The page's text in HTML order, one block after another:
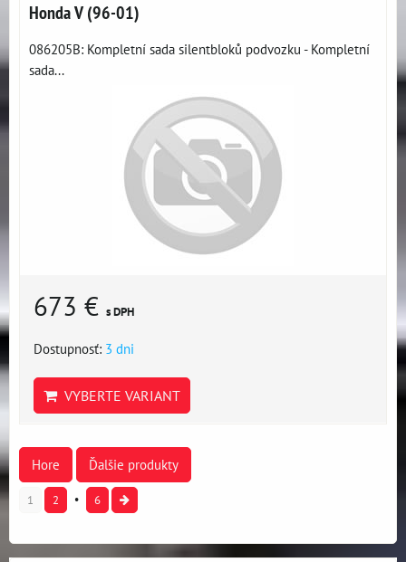
Honda V (96-01)
086205B: Kompletní sada silentbloků podvozku - Kompletní
sada...
673 € s DPH
Dostupnosť: 3 dni
VYBERTE VARIANT
Hore Ďalšie produkty
1 2 6